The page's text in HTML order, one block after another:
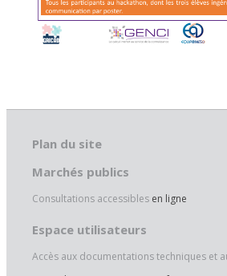
Plan du site
Marchés publics
Consultations accessibles en ligne
Espace utilisateurs
Accès aux documentations techniques et